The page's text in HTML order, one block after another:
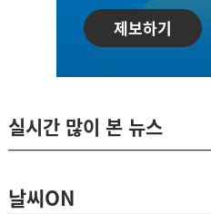
제보하기
실시간 많이 본 뉴스
날씨ON